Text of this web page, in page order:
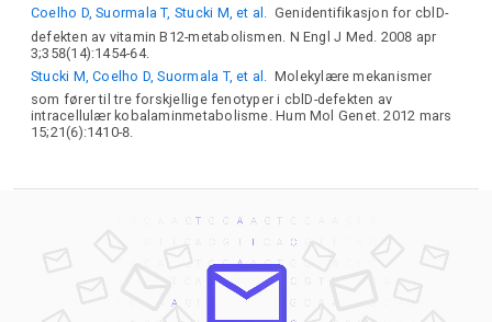
Coelho D, Suormala T, Stucki M, et al. Genidentifikasjon for cblD-
defekten av vitamin B12-metabolismen. N Engl J Med. 2008 apr
3;358(14):1454-64.
Stucki M, Coelho D, Suormala T, et al. Molekylære mekanismer
som fører til tre forskjellige fenotyper i cblD-defekten av
intracellulær kobalaminmetabolisme. Hum Mol Genet. 2012 mars
15;21(6):1410-8.